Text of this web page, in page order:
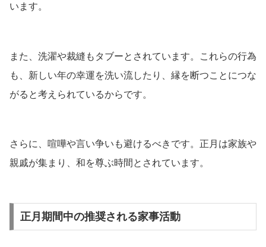
います。
また、洗濯や裁縫もタブーとされています。これらの行為
も、新しい年の幸運を洗い流したり、縁を断つことにつな
がると考えられているからです。
さらに、喧嘩や言い争いも避けるべきです。正月は家族や
親戚が集まり、和を尊ぶ時間とされています。
正月期間中の推奨される家事活動